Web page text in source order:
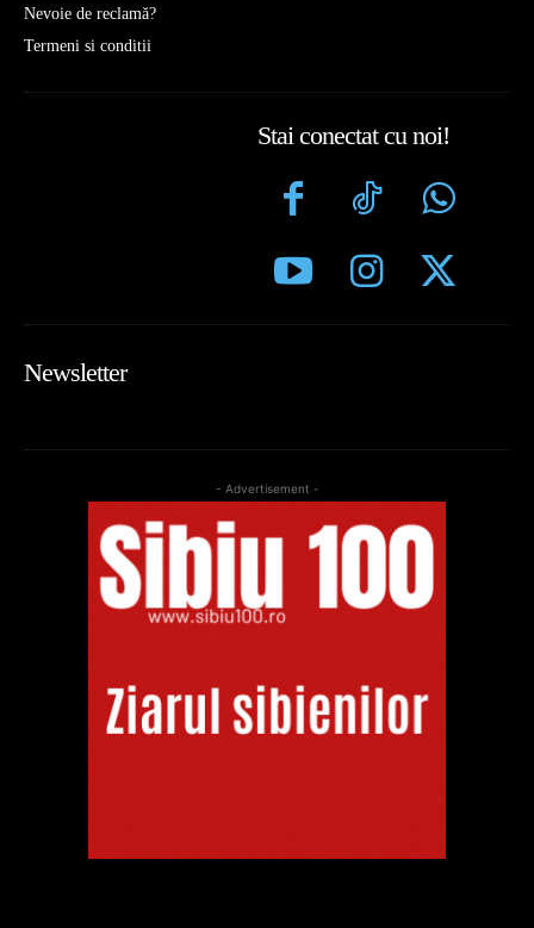
Nevoie de reclamă?
Termeni si conditii
Stai conectat cu noi!
Newsletter
- Advertisement -